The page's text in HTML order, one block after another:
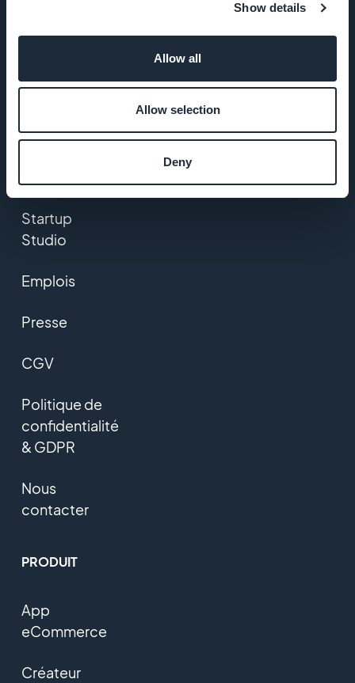
Show details
Allow all
Allow selection
Deny
Assistance
Startup
Studio
Emplois
Presse
CGV
Politique de
confidentialité
& GDPR
Nous
contacter
PRODUIT
App
eCommerce
Créateur